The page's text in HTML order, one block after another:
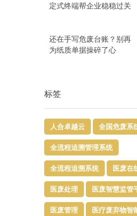
定式终端帮企业稳稳过关
还在手写危废台账？别再
为纸质单据操碎了心
标签
人合卓越云 全国危废系
全流程追溯管理系统
全流程追溯系统 医废在
医废处理 医废智慧监管
医废管理 医疗废弃物智